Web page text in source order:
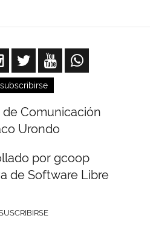
subscribirse
Comunicación
Urondo
por gcoop
de Software Libre